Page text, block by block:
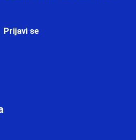
Prijavi se